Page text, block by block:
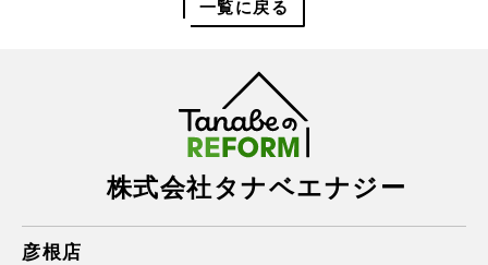
一覧に戻る
株式会社タナベエナジー
彦根店